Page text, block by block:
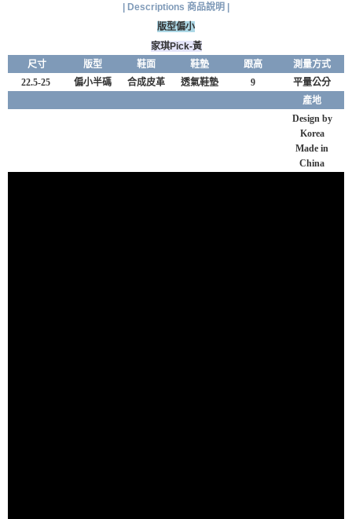
| Descriptions 商品說明 |
版型偏小
家琪Pick-黃
尺寸
版型 鞋面 鞋墊 跟高
測量方式
22.5-25
偏小半碼 合成皮革 透氣鞋墊 9
平量公分
產地
Design by
Korea
Made in
China